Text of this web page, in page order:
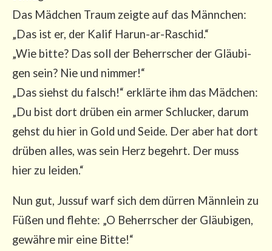
Das Mäd­chen Traum zeig­te auf das Männ­chen:
„Das ist er, der Kalif Harun-ar-Rasch­id.“
„Wie bit­te? Das soll der Beherr­scher der Gläu­bi­
gen sein? Nie und nim­mer!“
„Das siehst du falsch!“ erklär­te ihm das Mäd­chen:
„Du bist dort drü­ben ein armer Schlu­cker, dar­um
gehst du hier in Gold und Sei­de. Der aber hat dort
drü­ben alles, was sein Herz begehrt. Der muss
hier zu leiden.“
Nun gut, Jus­suf warf sich dem dür­ren Männ­lein zu
Füßen und fleh­te: „O Beherr­scher der Gläu­bi­gen,
gewäh­re mir eine Bit­te!“